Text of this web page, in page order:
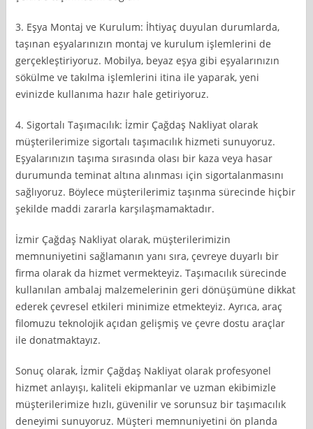
3. Eşya Montaj ve Kurulum: İhtiyaç duyulan durumlarda,
taşınan eşyalarınızın montaj ve kurulum işlemlerini de
gerçekleştiriyoruz. Mobilya, beyaz eşya gibi eşyalarınızın
sökülme ve takılma işlemlerini itina ile yaparak, yeni
evinizde kullanıma hazır hale getiriyoruz.
4. Sigortalı Taşımacılık: İzmir Çağdaş Nakliyat olarak
müşterilerimize sigortalı taşımacılık hizmeti sunuyoruz.
Eşyalarınızın taşıma sırasında olası bir kaza veya hasar
durumunda teminat altına alınması için sigortalanmasını
sağlıyoruz. Böylece müşterilerimiz taşınma sürecinde hiçbir
şekilde maddi zararla karşılaşmamaktadır.
İzmir Çağdaş Nakliyat olarak, müşterilerimizin
memnuniyetini sağlamanın yanı sıra, çevreye duyarlı bir
firma olarak da hizmet vermekteyiz. Taşımacılık sürecinde
kullanılan ambalaj malzemelerinin geri dönüşümüne dikkat
ederek çevresel etkileri minimize etmekteyiz. Ayrıca, araç
filomuzu teknolojik açıdan gelişmiş ve çevre dostu araçlar
ile donatmaktayız.
Sonuç olarak, İzmir Çağdaş Nakliyat olarak profesyonel
hizmet anlayışı, kaliteli ekipmanlar ve uzman ekibimizle
müşterilerimize hızlı, güvenilir ve sorunsuz bir taşımacılık
deneyimi sunuyoruz. Müşteri memnuniyetini ön planda